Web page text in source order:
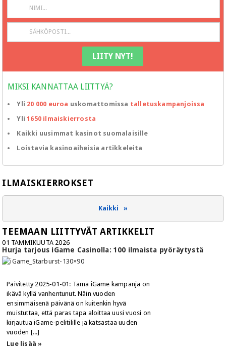
MIKSI KANNATTAA LIITTYÄ?
Yli 20 000 euroa uskomattomissa talletuskampanjoissa
Yli 1650 ilmaiskierrosta
Kaikki uusimmat kasinot suomalaisille
Loistavia kasinoaiheisia artikkeleita
Kaikki »
TEEMAAN LIITTYVÄT ARTIKKELIT
01 TAMMIKUUTA 2026
Hurja tarjous iGame Casinolla: 100 ilmaista pyöräytystä
Päivitetty 2025-01-01: Tämä iGame kampanja on
ikävä kyllä vanhentunut. Näin vuoden
ensimmäisenä päivänä on kuitenkin hyvä
muistuttaa, että paras tapa aloittaa uusi vuosi on
kirjautua iGame-pelitilille ja katsastaa uuden
vuoden [...]
Lue lisää »